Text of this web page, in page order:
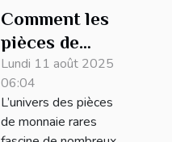
Comment les
pièces de
monnaie rares
augmentent-
elles en valeur
?
Lundi 11 août 2025
06:04
L’univers des pièces
de monnaie rares